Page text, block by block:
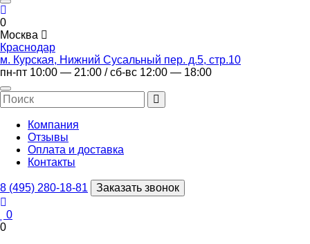
0
Москва
Краснодар
м. Курская, Нижний Сусальный пер. д.5, стр.10
пн-пт 10:00 — 21:00 / сб-вс 12:00 — 18:00
Компания
Отзывы
Оплата и доставка
Контакты
8 (495) 280-18-81 Заказать звонок
0
0